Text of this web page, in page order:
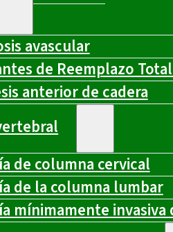
avascular
de Reemplazo
anterior de cadera
de columna cervical
de la columna lumbar
mínimamente